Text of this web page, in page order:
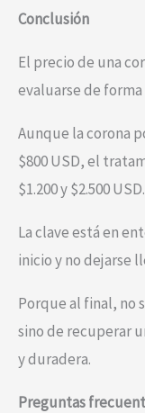
Conclusión
El precio de una
evaluarse de forma
Aunque la corona
$800 USD, el
$1.200 y $2.500 USD.
La clave está en
inicio y no dejarse
Porque al final, no
sino de recuperar
y duradera.
Preguntas